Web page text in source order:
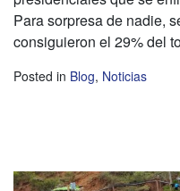
Para sorpresa de nadie,
consiguieron el 29% del
Posted in Blog, Noticias